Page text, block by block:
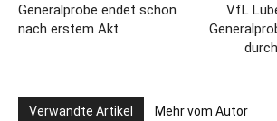
Generalprobe endet schon
nach erstem Akt
VfL
Verwandte Artikel Mehr vom Autor